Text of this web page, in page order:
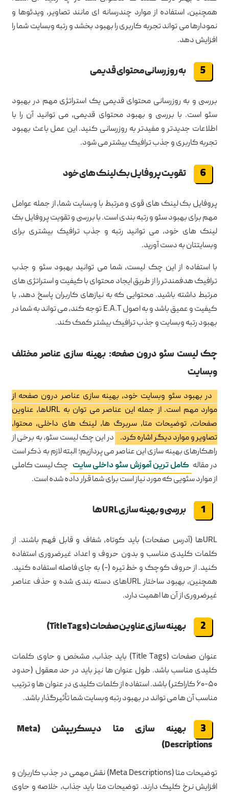
همچنین، استفاده از موارد چندرسانه ای مانند تصاویر، ویدئوها و
نمودارها می تواند تجربه کاربری را بهبود بخشد و رتبه وبسایت شما را
افزایش دهد.
به روزرسانی محتوای قدیمی
بررسی و به روزرسانی محتوای قدیمی یک استراتژی مهم در بهبود
سئو است. با بررسی و بهبود محتوای قدیمی، می توانید آن را با
اطلاعات جدیدتر و مفیدتر به روزرسانی کنید. این عمل باعث بهبود
تجربه کاربری و جذب ترافیک بیشتر می شود.
تقویت پروفایل بک لینک های خود
پروفایل بک لینک های قوی و مرتبط با وبسایت شما، از جمله عوامل
مهم برای بهبود سئو و رتبه بندی است. با بررسی و تقویت پروفایل بک
لینک های خود، می توانید رتبه و جذب ترافیک بیشتری برای
وبسایتتان به دست آورید.
با استفاده از این چک لیست، شما می توانید بهبود سئو و جذب
ترافیک هدفمندتر را از طریق ایجاد محتوای با کیفیت و استراتژی های
مرتبط داشته باشید. محتوایی که به نیازهای کاربران پاسخ دهد، با
کیفیت و عمیق باشد و به اصول E.A.T توجه کند، می تواند به شما در
بهبود رتبه وبسایت و جذب ترافیک بیشتر کمک کند.
چک لیست سئو درون صفحه: بهینه سازی عناصر مختلف
وبسایت
در بهبود سئو وبسایت خود، بهینه سازی عناصر درون صفحه از
موارد مهم است. از جمله این عناصر می توان به URLها، عناوین
صفحات، توضیحات متا، سربرگ ها، لینک های داخلی، محتوا،
تصاویر و موارد دیگر اشاره کرد.
در این چک لیست سئو، به برخی از
راهکارهای بهینه سازی این عناصر می پردازیم؛ البته لازم به ذکر است
در مقاله کامل ترین آموزش سئو داخلی سایت چک لیست کاملی
از موارد سئویی که مورد نیاز است برای شما قرار داده شده است.
بررسی و بهینه سازی URLها
URLها (آدرس صفحات) باید کوتاه، شفاف و قابل فهم باشند. از
کلمات کلیدی مناسب و بدون حروف و اعداد غیرضروری استفاده
کنید. از حروف کوچک و خط تیره (-) به جای فاصله استفاده کنید.
همچنین، بهبود ساختار URLهای دسته بندی شده و حذف عناصر
غیرضروری از آن ها اهمیت دارد.
بهینه سازی عناوین صفحات (Title Tags)
عنوان صفحات (Title Tags) باید جذاب، مشخص و حاوی کلمات
کلیدی مناسب باشد. طول عنوان ها نیز باید در حد معقول (حدود
۵۰-۶۰ کاراکتر) باشد. استفاده از کلمات کلیدی در عنوان ها و ترتیب
مناسب آن ها می تواند در بهبود رتبه وبسایت شما تأثیرگذار باشد.
بهینه سازی متا دیسکریپشن (Meta
Descriptions)
توضیحات متا (Meta Descriptions) نقش مهمی در جذب کاربران و
افزایش نرخ کلیک دارند. توضیحات متا باید جذاب، خلاصه و حاوی